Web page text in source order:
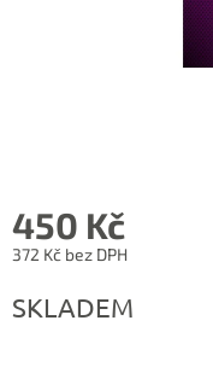
450 Kč
372 Kč bez DPH
cena:
SKLADEM